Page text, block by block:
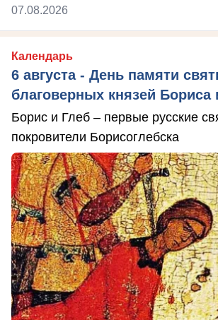
07.08.2026
Календарь
6 августа - День памяти
благоверных князей Бориса
Борис и Глеб – первые русские
покровители Борисоглебска